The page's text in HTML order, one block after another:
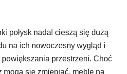
połysk nadal cieszą się dużą
na ich nowoczesny wygląd i
przestrzeni. Choć
mogą się zmieniać, meble na